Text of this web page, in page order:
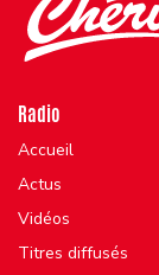
Radio
Accueil
Actus
Vidéos
Titres diffusés